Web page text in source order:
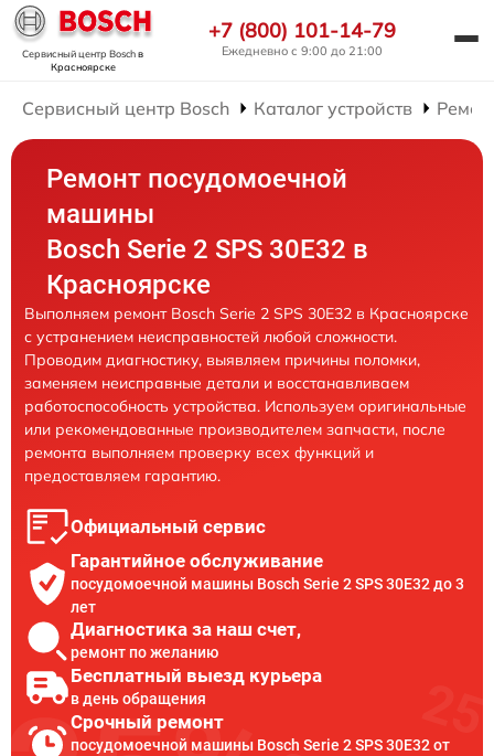
Сервисный центр Boschв
Красноярске
+7 (800) 101-14-79
Ежедневно с 9:00 до 21:00
Сервисный центр Bosch Каталог устройств
Ремонт посудомоечной
машины
Bosch Serie 2 SPS 30E32 в
Красноярске
Выполняем ремонт Bosch Serie 2 SPS 30E32 в Красноярске
с устранением неисправностей любой сложности.
Проводим диагностику, выявляем причины поломки,
заменяем неисправные детали и восстанавливаем
работоспособность устройства. Используем оригинальные
или рекомендованные производителем запчасти, после
ремонта выполняем проверку всех функций и
предоставляем гарантию.
Официальный сервис
Гарантийное обслуживание
посудомоечной машины Bosch Serie 2 SPS 30E32 до 3
лет
Диагностика за наш счет,
ремонт по желанию
Бесплатный выезд курьера
в день обращения
Срочный ремонт
посудомоечной машины Bosch Serie 2 SPS 30E32 от